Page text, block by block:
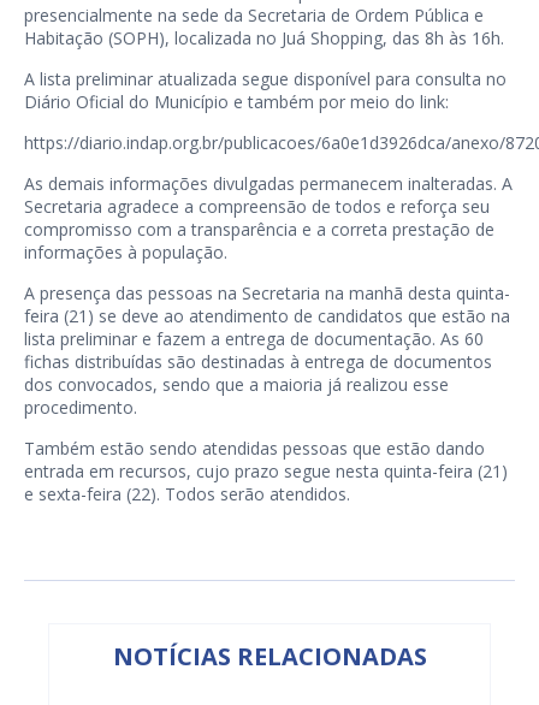
presencialmente na sede da Secretaria de Ordem Pública e
Habitação (SOPH), localizada no Juá Shopping, das 8h às 16h.
A lista preliminar atualizada segue disponível para consulta no
Diário Oficial do Município e também por meio do link:
https://diario.indap.org.br/publicacoes/6a0e1d3926dca/anexo/
As demais informações divulgadas permanecem inalteradas. A
Secretaria agradece a compreensão de todos e reforça seu
compromisso com a transparência e a correta prestação de
informações à população.
A presença das pessoas na Secretaria na manhã desta quinta-
feira (21) se deve ao atendimento de candidatos que estão na
lista preliminar e fazem a entrega de documentação. As 60
fichas distribuídas são destinadas à entrega de documentos
dos convocados, sendo que a maioria já realizou esse
procedimento.
Também estão sendo atendidas pessoas que estão dando
entrada em recursos, cujo prazo segue nesta quinta-feira (21)
e sexta-feira (22). Todos serão atendidos.
NOTÍCIAS RELACIONADAS